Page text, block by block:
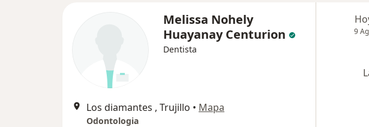
Melissa Nohely
Huayanay Centurion
Dentista
Los diamantes , Trujillo • Mapa
Odontologia
9